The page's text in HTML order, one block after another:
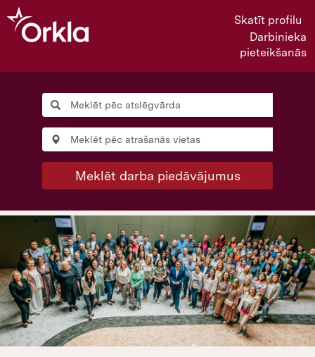
Skatīt profilu
Darbinieka
pieteikšanās
Meklēt darba piedāvājumus